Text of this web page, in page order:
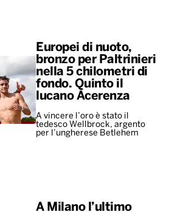
Europei di nuoto,
bronzo per Paltrinieri
nella 5 chilometri di
fondo. Quinto il
lucano Acerenza
A vincere l’oro è stato il
tedesco Wellbrock, argento
per l’ungherese Betlehem
A Milano l’ultimo